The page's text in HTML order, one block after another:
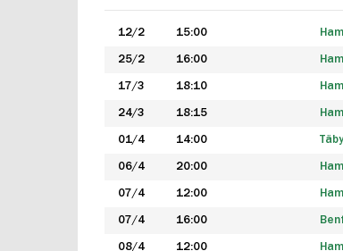
12/2 15:00
25/2 16:00
17/3 18:10
24/3 18:15
01/4 14:00
06/4 20:00
07/4 12:00
07/4 16:00
08/4 12:00